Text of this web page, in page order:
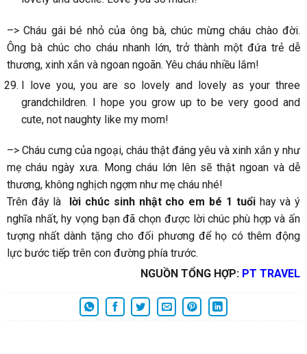
–> Cháu gái bé nhỏ của ông bà, chúc mừng cháu chào đời.
Ông bà chúc cho cháu nhanh lớn, trở thành một đứa trẻ dễ
thương, xinh xắn và ngoan ngoãn. Yêu cháu nhiều lắm!
I love you, you are so lovely and lovely as your three
grandchildren. I hope you grow up to be very good and
cute, not naughty like my mom!
–> Cháu cưng của ngoại, cháu thật đáng yêu và xinh xắn y như
mẹ cháu ngày xưa. Mong cháu lớn lên sẽ thật ngoan và dễ
thương, không nghịch ngợm như mẹ cháu nhé!
Trên đây là
lời chúc sinh nhật cho em bé 1 tuổi hay và ý
nghĩa nhất, hy vọng bạn đã chọn được lời chúc phù hợp và ấn
tượng nhất dành tặng cho đối phương để họ có thêm động
lực bước tiếp trên con đường phía trước.
NGUỒN TỔNG HỢP: PT TRAVEL